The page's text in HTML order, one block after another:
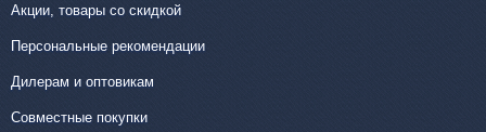
Акции, товары со скидкой
Персональные рекомендации
Дилерам и оптовикам
Совместные покупки